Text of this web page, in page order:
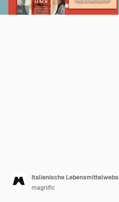
Italienische
magnific